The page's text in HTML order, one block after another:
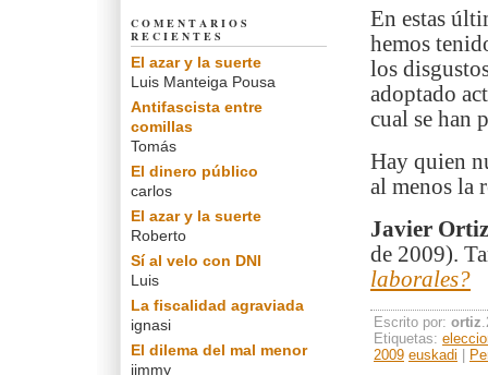
En estas
hemos
los
adoptado
cual se han
Hay quien
al menos la
Javier Ortiz
de 2009).
laborales?
Escrito por: ortiz
Etiquetas:
2009 euskadi
COMENTARIOS
RECIENTES
El azar y la suerte
Luis Manteiga Pousa
Antifascista entre
comillas
Tomás
El dinero público
carlos
El azar y la suerte
Roberto
Sí al velo con DNI
Luis
La fiscalidad agraviada
ignasi
El dilema del mal menor
jimmy